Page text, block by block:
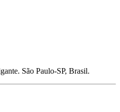
São Paulo-SP, Brasil.